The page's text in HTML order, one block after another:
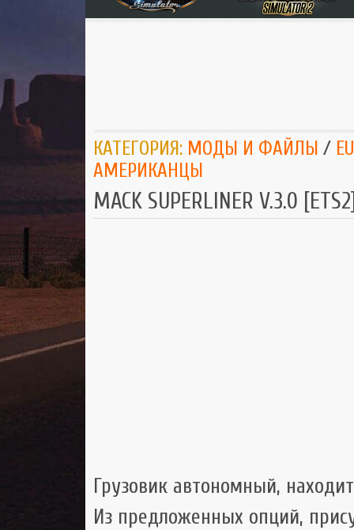
ATS
КАТЕГОРИЯ: МОДЫ И ФАЙЛЫ /
АМЕРИКАНЦЫ
MACK SUPERLINER V.3.0
Грузовик автономный,
Из предложенных опций,